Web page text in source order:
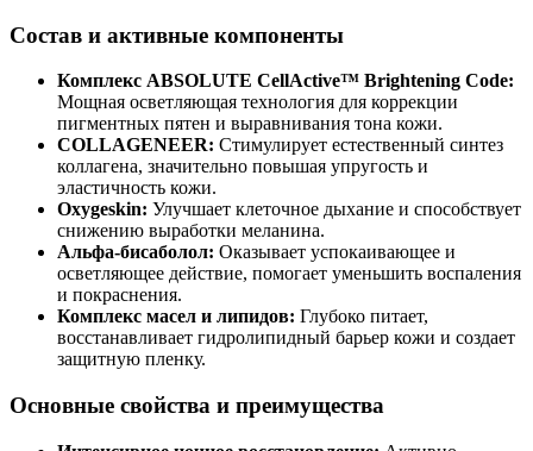
Состав и активные компоненты
Комплекс ABSOLUTE CellActive™ Brightening Code:
Мощная осветляющая технология для коррекции
пигментных пятен и выравнивания тона кожи.
COLLAGENEER: Стимулирует естественный синтез
коллагена, значительно повышая упругость и
эластичность кожи.
Oxygeskin: Улучшает клеточное дыхание и способствует
снижению выработки меланина.
Альфа-бисаболол: Оказывает успокаивающее и
осветляющее действие, помогает уменьшить воспаления
и покраснения.
Комплекс масел и липидов: Глубоко питает,
восстанавливает гидролипидный барьер кожи и создает
защитную пленку.
Основные свойства и преимущества